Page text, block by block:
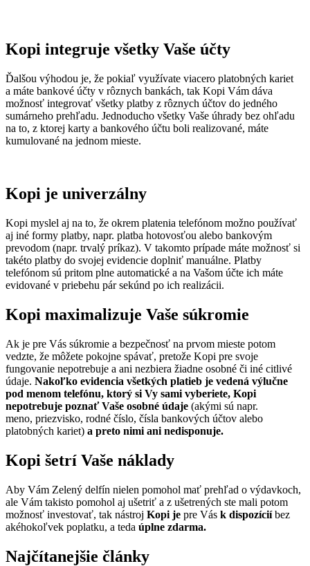
Kopi integruje všetky Vaše účty
Ďalšou výhodou je, že pokiaľ využívate viacero platobných kariet
a máte bankové účty v rôznych bankách, tak Kopi Vám dáva
možnosť integrovať všetky platby z rôznych účtov do jedného
sumárneho prehľadu. Jednoducho všetky Vaše úhrady bez ohľadu
na to, z ktorej karty a bankového účtu boli realizované, máte
kumulované na jednom mieste.
Kopi je univerzálny
Kopi myslel aj na to, že okrem platenia telefónom možno používať
aj iné formy platby, napr. platba hotovosťou alebo bankovým
prevodom (napr. trvalý príkaz). V takomto prípade máte možnosť si
takéto platby do svojej evidencie doplniť manuálne. Platby
telefónom sú pritom plne automatické a na Vašom účte ich máte
evidované v priebehu pár sekúnd po ich realizácii.
Kopi maximalizuje Vaše súkromie
Ak je pre Vás súkromie a bezpečnosť na prvom mieste potom
vedzte, že môžete pokojne spávať, pretože Kopi pre svoje
fungovanie nepotrebuje a ani nezbiera žiadne osobné či iné citlivé
údaje. Nakoľko evidencia všetkých platieb je vedená výlučne
pod menom telefónu, ktorý si Vy sami vyberiete, Kopi
nepotrebuje poznať Vaše osobné údaje (akými sú napr.
meno, priezvisko, rodné číslo, čísla bankových účtov alebo
platobných kariet) a preto nimi ani nedisponuje.
Kopi šetrí Vaše náklady
Aby Vám Zelený delfín nielen pomohol mať prehľad o výdavkoch,
ale Vám takisto pomohol aj ušetriť a z ušetrených ste mali potom
možnosť investovať, tak nástroj Kopi je pre Vás k dispozíciíbez
akéhokoľvek poplatku, a teda úplne zdarma.
Najčítanejšie články